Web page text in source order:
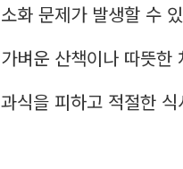
소화 문제가 발생할 수
가벼운 산책이나 따뜻한
과식을 피하고 적절한